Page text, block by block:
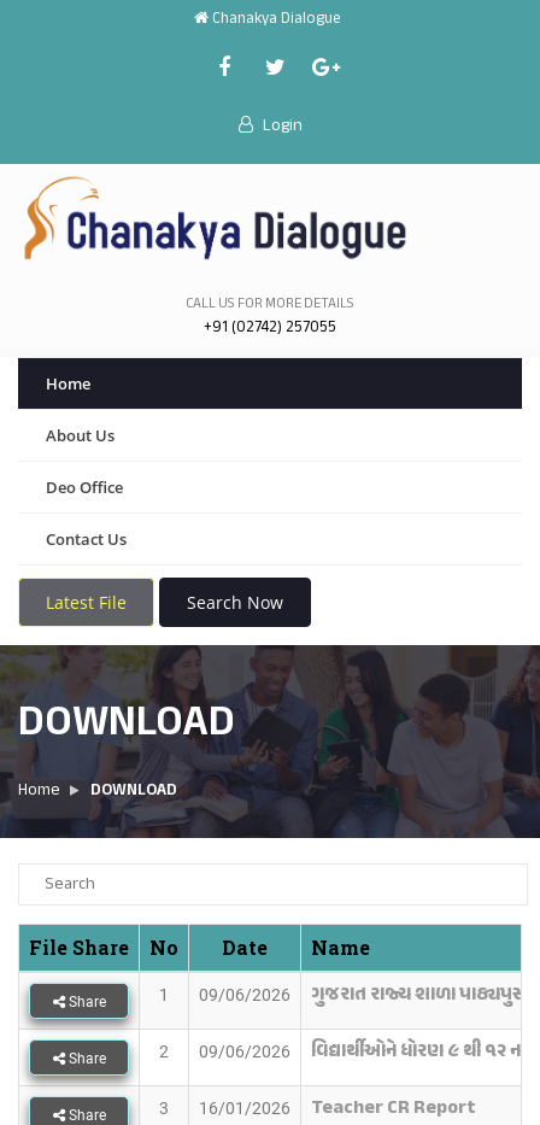
Chanakya Dialogue
Login
CALL US FOR MORE DETAILS
+91 (02742) 257055
Home
About Us
Deo Office
Contact Us
Latest File Search Now
DOWNLOAD
Home DOWNLOAD
File Share No Date Name
Share 1 09/06/2026 ગુજરાત રાજ્ય શાળા
Share 2 09/06/2026 વિદ્યાર્થીઓને ધોરણ ૯ થી ૧૨
Share 3 16/01/2026 Teacher CR Report